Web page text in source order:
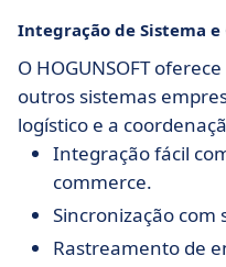
Integração de Sistema
O HOGUNSOFT oferece
outros sistemas
logístico e a
Integração fácil
commerce.
Sincronização com
Rastreamento de